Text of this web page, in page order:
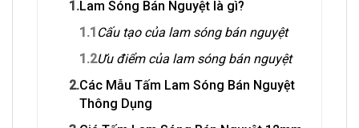
1.Lam Sóng Bán Nguyệt là gì?
1.1 Cấu tạo của lam sóng bán nguyệt
1.2Ưu điểm của lam sóng bán nguyệt
2.Các Mẫu Tấm Lam Sóng Bán Nguyệt
Thông Dụng